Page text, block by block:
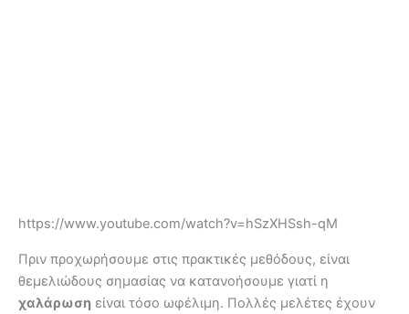
https://www.youtube.com/watch?v=hSzXHSsh-qM
Πριν προχωρήσουμε στις πρακτικές μεθόδους, είναι
θεμελιώδους σημασίας να κατανοήσουμε γιατί η
χαλάρωση είναι τόσο ωφέλιμη. Πολλές μελέτες έχουν